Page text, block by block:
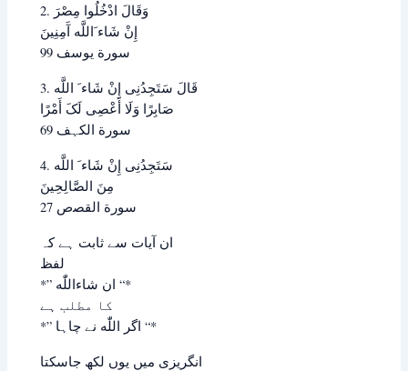
2. ﻭَﻗَﺎﻝَ ﺍﺩْﺧُﻠُﻮﺍ ﻣِﺼْﺮَ
ﺇِﻥْ ﺷَﺎﺀ َﺍﻟﻠَّﻪ ﺁَﻣِﻨِﯿﻦَ
سورة ﯾﻮﺳﻒ 99
3. ﻗَﺎﻝَ ﺳَﺘَﺠِﺪُﻧِﯽ ﺇِﻥْ ﺷَﺎﺀ َ ﺍﻟﻠَّﻪ
ﺻَﺎﺑِﺮًﺍ ﻭَﻟَﺎ ﺃَﻋْﺼِﯽ ﻟَﮏَ ﺃَﻣْﺮًﺍ
سورة ﺍﻟﮑﮩﻒ 69
4. ﺳَﺘَﺠِﺪُﻧِﯽ ﺇِﻥْ ﺷَﺎﺀ َ ﺍﻟﻠَّﻪ
ﻣِﻦَ ﺍﻟﺼَّﺎﻟِﺤِﯿﻦَ
سورة ﺍﻟﻘﺼﺹ 27
ﺍﻥ ﺁﯾﺎﺕ ﺳﮯ ﺛﺎﺑﺖ ﮨﮯ ﮐﮧ
ﻟﻔﻆ
*” ﺍﻥ ﺷﺎﺀاللّٰه “*
ﮐﺎ ﻣﻄﻠﺐ ﮨﮯ
*” ﺍﮔﺮ اللّٰه ﻧﮯ ﭼﺎﮨﺎ “*
انگریزی میں یوں لکھ جاسکتا